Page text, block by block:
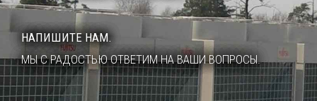
НАПИШИТЕ НАМ.
МЫ С РАДОСТЬЮ ОТВЕТИМ НА ВАШИ ВОПРОСЫ.